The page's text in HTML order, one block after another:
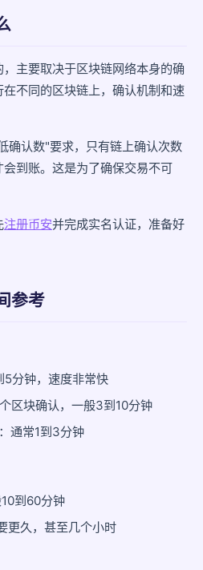
常吗？
了？
主要取决于区块链网络本身的确
不同的区块链上，确认机制和速
确认数"要求，只有链上确认次数
到账。这是为了确保交易不可
注册币安并完成实名认证，准备好
参考
5分钟，速度非常快
区块确认，一般3到10分钟
通常1到3分钟
到60分钟
更久，甚至几个小时